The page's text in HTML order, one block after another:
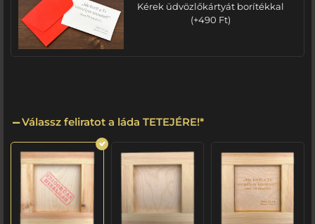
Kérek üdvözlőkártyát borítékkal
(+490 Ft)
Válassz feliratot a láda TETEJÉRE!*